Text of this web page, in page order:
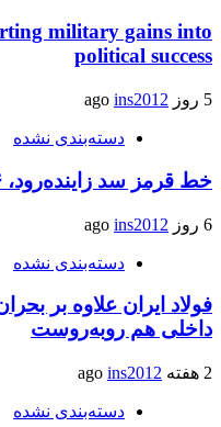
military gains into
political success
5 روز ago ins2012
دسته‌بندی نشده
خط قرمز سد زاینده‌رود، ۲۳۶ میلیون مترمکعب است
6 روز ago ins2012
دسته‌بندی نشده
فولاد ایران علاوه بر
داخلی هم روبه‌روست
2 هفته ago ins2012
دسته‌بندی نشده